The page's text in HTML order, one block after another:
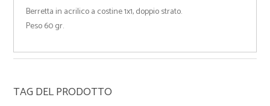
Berretta in acrilico a costine 1x1, doppio strato.
Peso 60 gr.
TAG DEL PRODOTTO